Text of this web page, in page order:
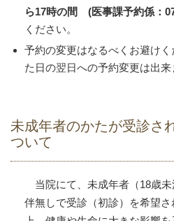
ら17時の間 (医事課予約係：
ください。
予約の変更はなるべくお避け
た日の翌日への予約変更は出来
未成年者のかたが受診さ
ついて
当院にて、未成年者（18歳
伴無しで受診（初診）を希望